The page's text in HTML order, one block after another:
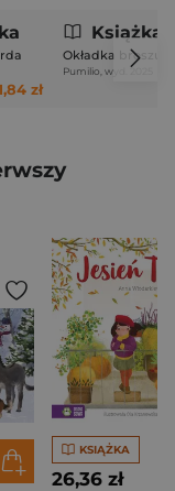
zł
Książka
Okładka
Pumilio, wyd. 2025
KSIĄŻKA
26,36 zł